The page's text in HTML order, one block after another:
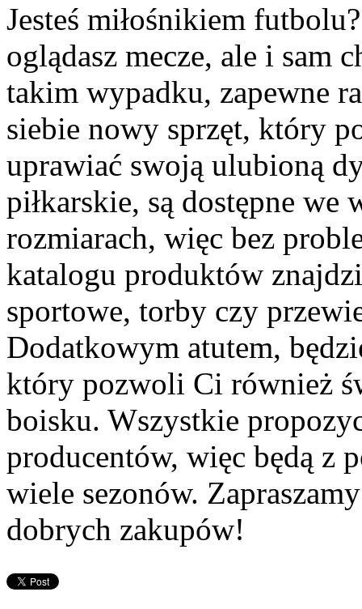
Jesteś miłośnikiem
oglądasz mecze, ale i sam
takim wypadku, zapewne
siebie nowy sprzęt, który
uprawiać swoją ulubioną
piłkarskie, są dostępne
rozmiarach, więc bez
katalogu produktów
sportowe, torby czy
Dodatkowym atutem,
który pozwoli Ci również
boisku. Wszystkie
producentów, więc będą z
wiele sezonów.
dobrych zakupów!